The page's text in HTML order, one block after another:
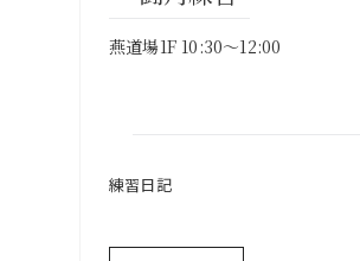
燕道場1F 10:30～12:00
練習日記